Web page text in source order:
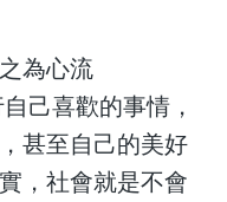
為心流
己喜歡的事情，
甚至自己的美好
，社會就是不會